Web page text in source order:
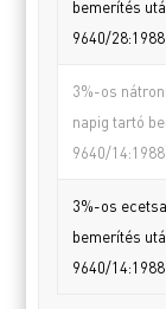
bemerítés
9640/
3%-os
napig tartó
9640/
3%-os
bemerítés
9640/